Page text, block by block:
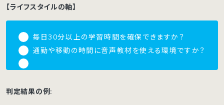
【ライフスタイルの軸】
毎日30分以上の学習時間を確保できますか？
通勤や移動の時間に音声教材を使える環境ですか？
判定結果の例: